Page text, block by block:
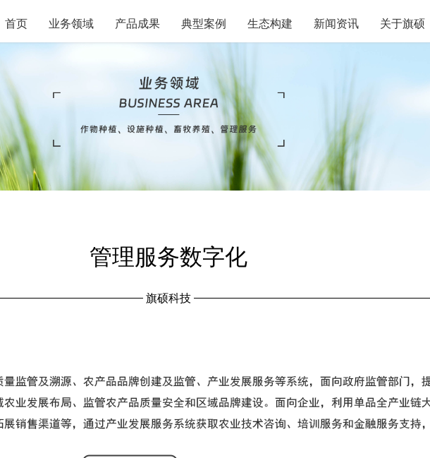
首页 业务领域 产品成果 典型案例 生态构建 新闻资讯 关于旗硕
管理服务数字化
旗硕科技